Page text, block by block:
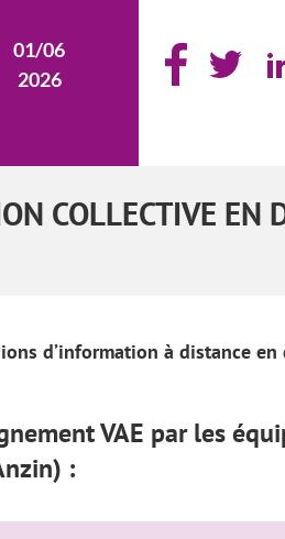
01/06
2026
COLLECTIVE EN
d’information à distance
VAE par les
: